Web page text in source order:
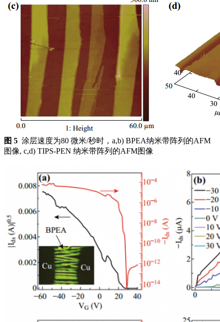
图 5 涂层速度为80 微米/秒时，a,b) BPEA纳米带阵列的AFM
图像, c,d) TIPS-PEN 纳米带阵列的AFM图像